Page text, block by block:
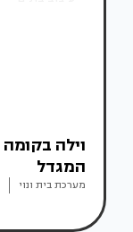
המגדל
מערכת בית ונוי